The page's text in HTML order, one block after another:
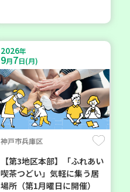
2026年
9月7日(月)
神戸市兵庫区
【第3地区本部】「ふれあい
喫茶つどい」気軽に集う居
場所（第1月曜日に開催）